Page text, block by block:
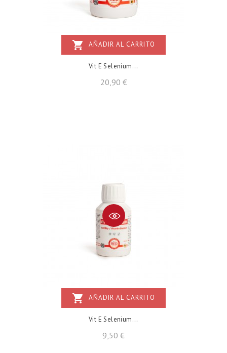
shopping_cart AÑADIR AL CARRITO
Vit E Selenium...
20,90 €Precio
shopping_cart AÑADIR AL CARRITO
Vit E Selenium...
9,50 €